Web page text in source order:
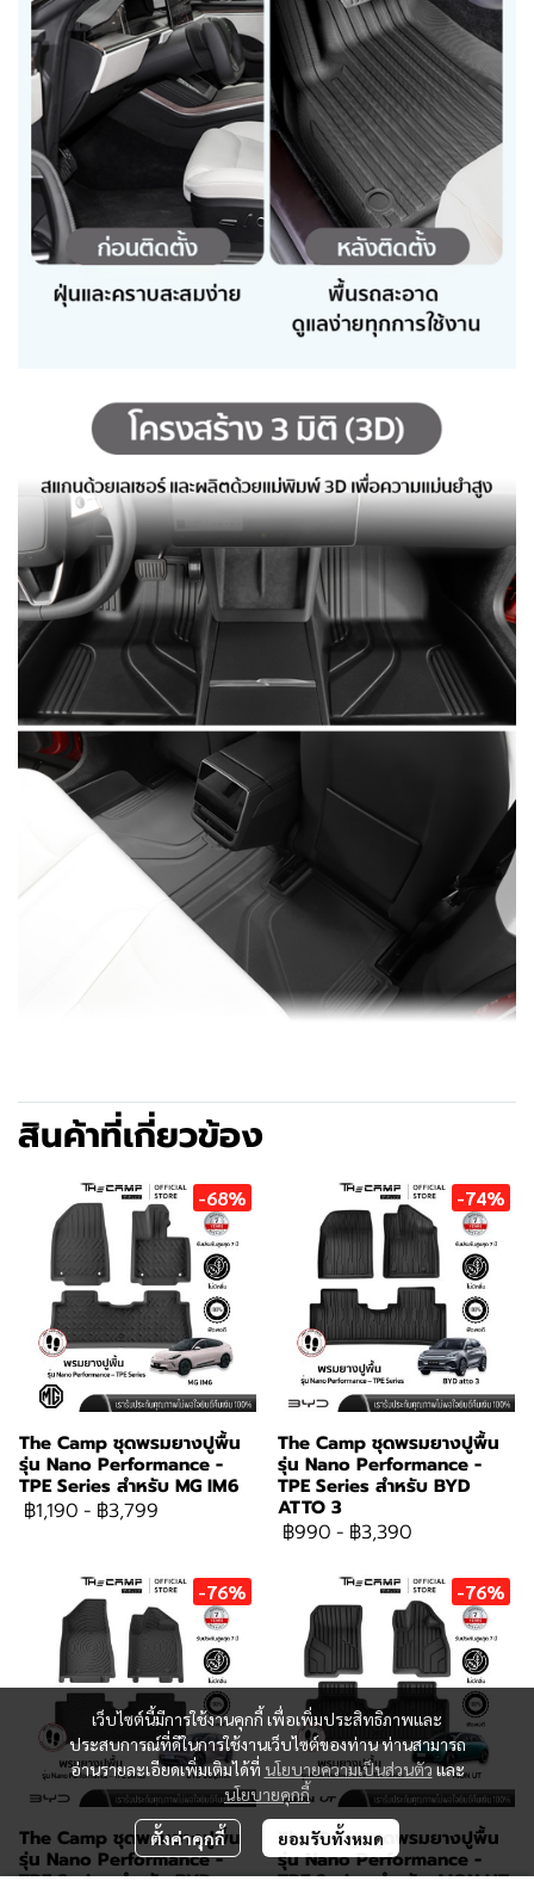
สินค้าที่เกี่ยวข้อง
-68%
The Camp ชุดพรมยางปูพื้น
รุ่น Nano Performance -
TPE Series สำหรับ MG IM6
฿1,190 - ฿3,799
-74%
The Camp ชุดพรมยางปูพื้น
รุ่น Nano Performance -
TPE Series สำหรับ BYD
ATTO 3
฿990 - ฿3,390
-76%
The Camp ชุดพรมยางปูพื้น
รุ่น Nano Performance -
-76%
The Camp ชุดพรมยางปูพื้น
รุ่น Nano Performance -
เว็บไซต์นี้มีการใช้งานคุกกี้ เพื่อเพิ่มประสิทธิภาพและ
ประสบการณ์ที่ดีในการใช้งานเว็บไซต์ของท่าน ท่านสามารถ
อ่านรายละเอียดเพิ่มเติมได้ที่ นโยบายความเป็นส่วนตัวและ
นโยบายคุกกี้
ตั้งค่าคุกกี้ ยอมรับทั้งหมด